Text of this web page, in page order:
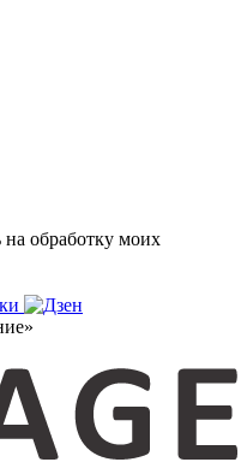
обработку моих